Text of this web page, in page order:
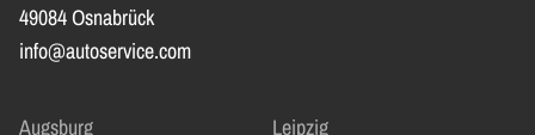
49084 Osnabrück
info@autoservice.com
Augsburg
Leipzig